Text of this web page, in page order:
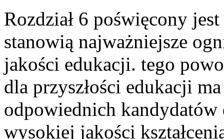
Rozdział 6 poświęcony
stanowią najważniejsze
jakości edukacji. tego
dla przyszłości edukacji
odpowiednich
wysokiej jakości